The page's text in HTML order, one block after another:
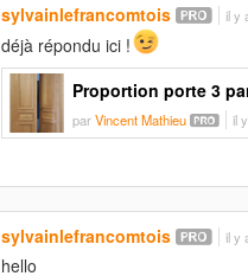
sylvainlefrancomtois il y
déjà répondu ici !
Proportion porte 3
parVincent Mathieu il
sylvainlefrancomtois il y
hello